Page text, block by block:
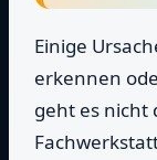
Einige
erkennen
geht es nicht